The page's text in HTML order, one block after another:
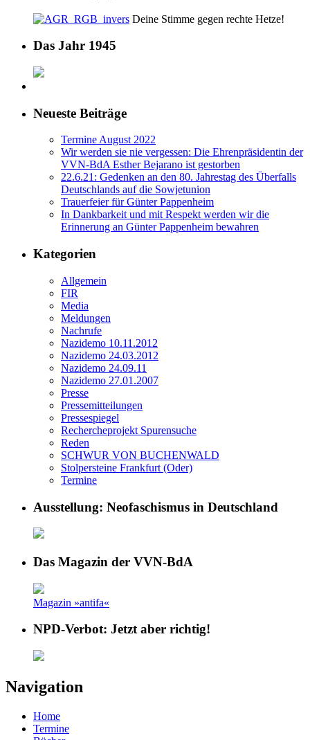
Deine Stimme gegen rechte Hetze!
Das Jahr 1945
Neueste Beiträge
Termine August 2022
Wir werden sie nie vergessen: Die Ehrenpräsidentin der
VVN-BdA Esther Bejarano ist gestorben
22.6.21: Gedenken an den 80. Jahrestag des Überfalls
Deutschlands auf die Sowjetunion
Trauerfeier für Günter Pappenheim
In Dankbarkeit und mit Respekt werden wir die
Erinnerung an Günter Pappenheim bewahren
Kategorien
Allgemein
FIR
Media
Meldungen
Nachrufe
Nazidemo 10.11.2012
Nazidemo 24.03.2012
Nazidemo 24.09.11
Nazidemo 27.01.2007
Presse
Pressemitteilungen
Pressespiegel
Rechercheprojekt Spurensuche
Reden
SCHWUR VON BUCHENWALD
Stolpersteine Frankfurt (Oder)
Termine
Ausstellung: Neofaschismus in Deutschland
Das Magazin der VVN-BdA
Magazin »antifa«
NPD-Verbot: Jetzt aber richtig!
Navigation
Home
Termine